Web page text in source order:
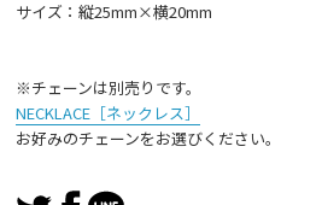
サイズ：縦25mm×横20mm
※チェーンは別売りです。
NECKLACE［ネックレス］
お好みのチェーンをお選びください。